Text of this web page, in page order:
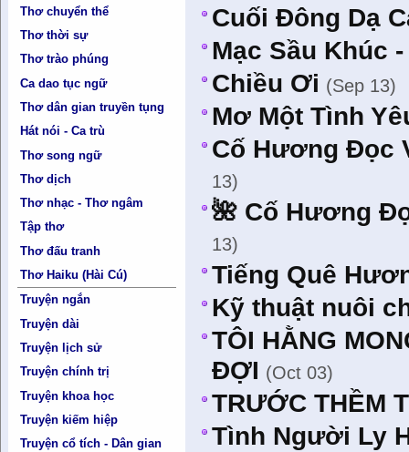
Thơ chuyển thể
Thơ thời sự
Thơ trào phúng
Ca dao tục ngữ
Thơ dân gian truyền tụng
Hát nói - Ca trù
Thơ song ngữ
Thơ dịch
Thơ nhạc - Thơ ngâm
Tập thơ
Thơ đấu tranh
Thơ Haiku (Hài Cú)
Truyện ngắn
Truyện dài
Truyện lịch sử
Truyện chính trị
Truyện khoa học
Truyện kiếm hiệp
Truyện cổ tích - Dân gian
Cuối Đông Dạ
Mạc Sầu Khúc
Chiều Ơi (Sep 13)
Mơ Một Tình
Cố Hương Đọc
13)
🌺 Cố Hương
13)
Tiếng Quê
Kỹ thuật nuôi
TÔI HẰNG
ĐỢI (Oct 03)
TRƯỚC THỀM
Tình Người Ly